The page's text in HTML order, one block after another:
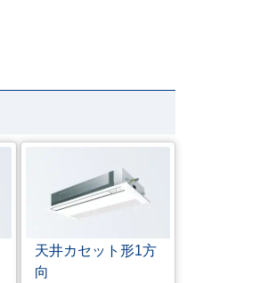
天井カセット形1方
向